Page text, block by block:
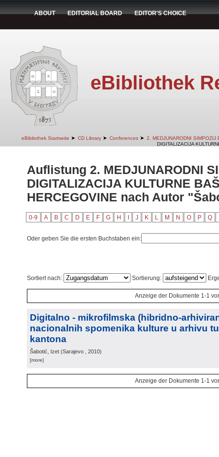
ABOUT EDITORIAL BOARD EDITOR'S CHOICE
eBibliothek
eBibliothek Startseite ➤ CD Library ➤ Conferences ➤ 2. MEDJUNARODNI SIMPOZIJ
DIGITALIZACIJA
Auflistung 2. MEDJUNARODNI
DIGITALIZACIJA KULTURNE
HERCEGOVINE nach Autor
0-9 A B C D E F G H J K L M N O P Q
Oder geben Sie die ersten Buchstaben ein:
Sortiert nach: Sortierung:
Anzeige der Dokumente 1-1
Digitalno - mikrofilmska (hibridno-
nacionalnih spomenika kulture u arhivu
kantona
Šabotić, Izet (Sarajevo , 2010)
[more]
Anzeige der Dokumente 1-1